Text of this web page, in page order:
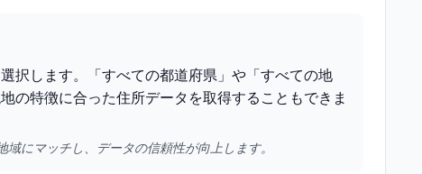
択します。「すべての都道府県」や「すべての地
の特徴に合った住所データを取得することもできま
にマッチし、データの信頼性が向上します。